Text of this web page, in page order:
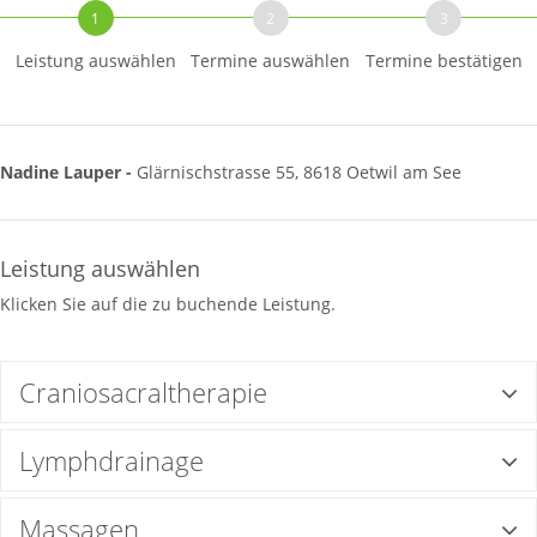
1
Leistung auswählen
2
Termine auswählen
3
Termine bestätigen
Nadine Lauper - Glärnischstrasse 55, 8618 Oetwil am See
Leistung auswählen
Klicken Sie auf die zu buchende Leistung.
Craniosacraltherapie
Lymphdrainage
Massagen